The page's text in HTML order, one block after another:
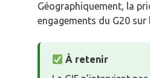
Géographiquement, la
engagements du G20
À retenir